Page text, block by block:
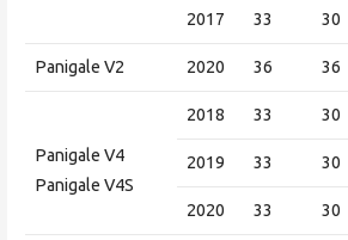
2017 33 30
Panigale V2 2020 36 36
Panigale V4
Panigale V4S
2018 33 30
2019 33 30
2020 33 30